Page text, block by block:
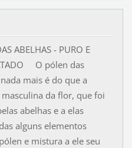
ABELHAS - PURO E
O pólen das
mais é do que a
masculina da flor, que foi
abelhas e a elas
alguns elementos
e mistura a ele seu